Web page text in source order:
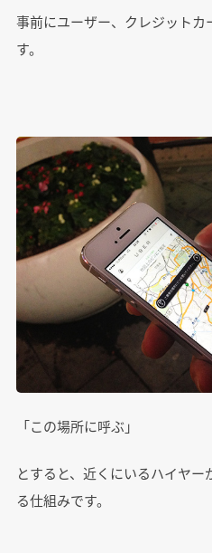
事前にユーザー、クレジットカ
す。
「この場所に呼ぶ」
とすると、近くにいるハイヤ
る仕組みです。